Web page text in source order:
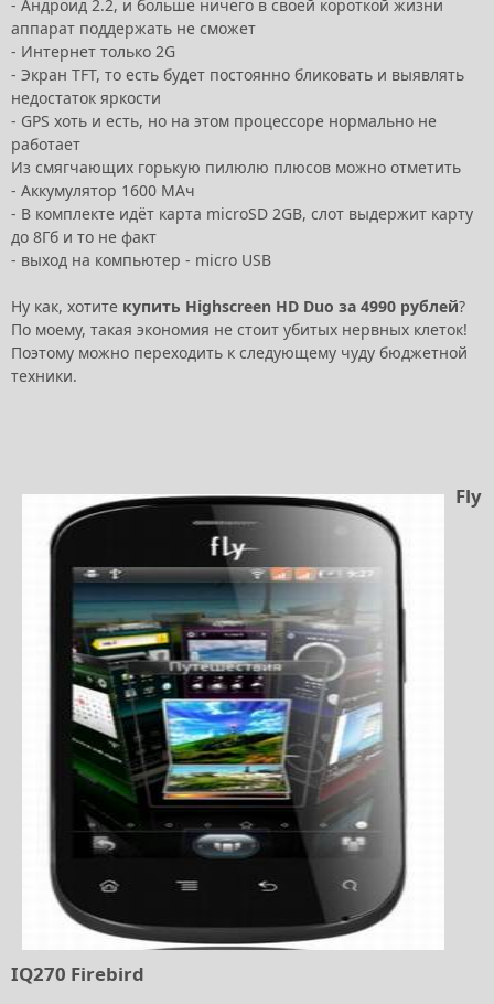
- Андроид 2.2, и больше ничего в своей короткой жизни
аппарат поддержать не сможет
- Интернет только 2G
- Экран TFT, то есть будет постоянно бликовать и выявлять
недостаток яркости
- GPS хоть и есть, но на этом процессоре нормально не
работает
Из смягчающих горькую пилюлю плюсов можно отметить
- Аккумулятор 1600 МАч
- В комплекте идёт карта microSD 2GB, слот выдержит карту
до 8Гб и то не факт
- выход на компьютер - micro USB
Ну как, хотите купить Highscreen HD Duo за 4990 рублей?
По моему, такая экономия не стоит убитых нервных клеток!
Поэтому можно переходить к следующему чуду бюджетной
техники.
Fly
IQ270 Firebird